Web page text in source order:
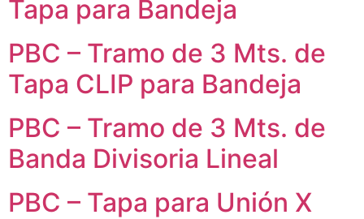
Tapa para Bandeja
PBC – Tramo de 3 Mts. de
Tapa CLIP para Bandeja
PBC – Tramo de 3 Mts. de
Banda Divisoria Lineal
PBC – Tapa para Unión X